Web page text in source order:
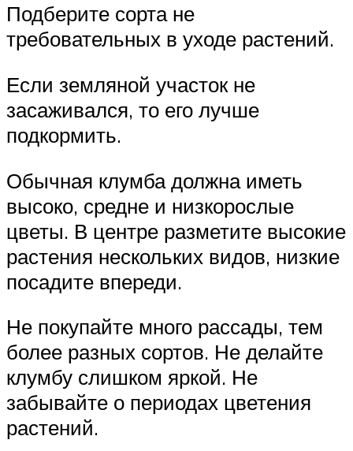
Подберите сорта не
требовательных в уходе растений.
Если земляной участок не
засаживался, то его лучше
подкормить.
Обычная клумба должна иметь
высоко, средне и низкорослые
цветы. В центре разметите высокие
растения нескольких видов, низкие
посадите впереди.
Не покупайте много рассады, тем
более разных сортов. Не делайте
клумбу слишком яркой. Не
забывайте о периодах цветения
растений.